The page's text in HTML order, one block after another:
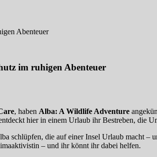
Abenteuer
im ruhigen Abenteuer
, haben Alba: A Wildlife Adventure
hier in einem Urlaub ihr Bestreben, die
schlüpfen, die auf einer Insel Urlaub macht –
– und ihr könnt ihr dabei helfen.